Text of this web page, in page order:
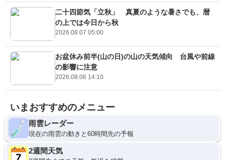
二十四節気「立秋」 真夏のような暑さでも、暦
の上では今日から秋
2026.08.07 05:00
お盆休み前半(山の日)の山の天気傾向 台風や前線
の影響に注意
2026.08.06 14:10
いまおすすめのメニュー
雨雲レーダー
現在の雨雲の動きと60時間先の予報
2週間天気